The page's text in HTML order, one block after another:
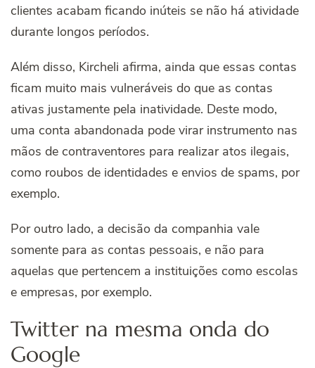
clientes acabam ficando inúteis se não há atividade
durante longos períodos.
Além disso, Kircheli afirma, ainda que essas contas
ficam muito mais vulneráveis do que as contas
ativas justamente pela inatividade. Deste modo,
uma conta abandonada pode virar instrumento nas
mãos de contraventores para realizar atos ilegais,
como roubos de identidades e envios de spams, por
exemplo.
Por outro lado, a decisão da companhia vale
somente para as contas pessoais, e não para
aquelas que pertencem a instituições como escolas
e empresas, por exemplo.
Twitter na mesma onda do
Google